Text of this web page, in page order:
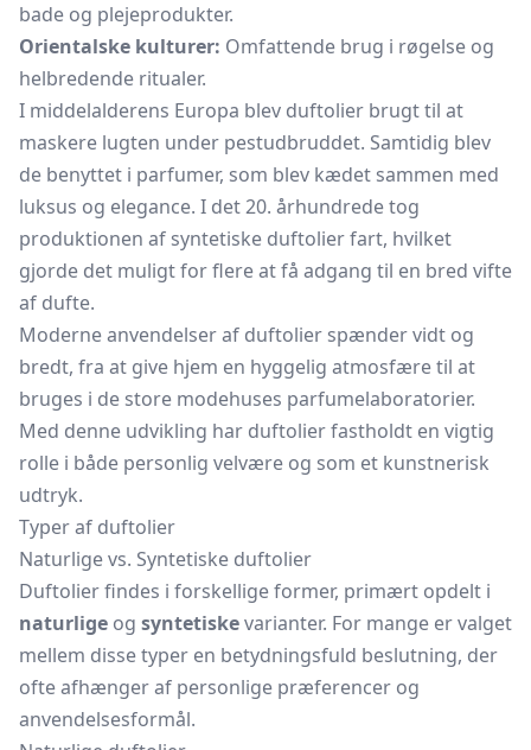
bade og plejeprodukter.
Orientalske kulturer: Omfattende brug i røgelse og
helbredende ritualer.
I middelalderens Europa blev duftolier brugt til at
maskere lugten under pestudbruddet. Samtidig blev
de benyttet i parfumer, som blev kædet sammen med
luksus og elegance. I det 20. århundrede tog
produktionen af syntetiske duftolier fart, hvilket
gjorde det muligt for flere at få adgang til en bred vifte
af dufte.
Moderne anvendelser af duftolier spænder vidt og
bredt, fra at give hjem en hyggelig atmosfære til at
bruges i de store modehuses parfumelaboratorier.
Med denne udvikling har duftolier fastholdt en vigtig
rolle i både personlig velvære og som et kunstnerisk
udtryk.
Typer af duftolier
Naturlige vs. Syntetiske duftolier
Duftolier findes i forskellige former, primært opdelt i
naturlige og syntetiskevarianter. For mange er valget
mellem disse typer en betydningsfuld beslutning, der
ofte afhænger af personlige præferencer og
anvendelsesformål.